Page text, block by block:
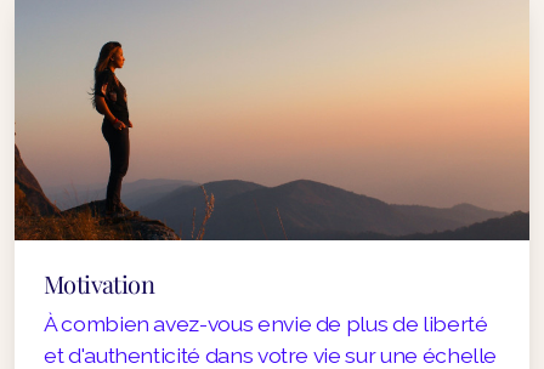
Motivation
À combien avez-vous envie de plus de liberté
et d'authenticité dans votre vie sur une échelle